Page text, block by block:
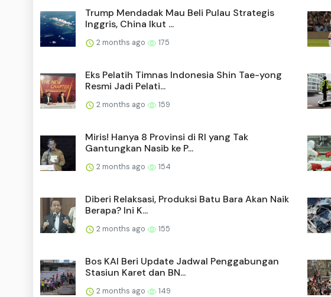
Trump Mendadak Mau Beli Pulau Strategis
Inggris, China Ikut ...
2 months ago 175
Eks Pelatih Timnas Indonesia Shin Tae-yong
Resmi Jadi Pelati...
2 months ago 159
Miris! Hanya 8 Provinsi di RI yang Tak
Gantungkan Nasib ke P...
2 months ago 154
Diberi Relaksasi, Produksi Batu Bara Akan Naik
Berapa? Ini K...
2 months ago 155
Bos KAI Beri Update Jadwal Penggabungan
Stasiun Karet dan BN...
2 months ago 149